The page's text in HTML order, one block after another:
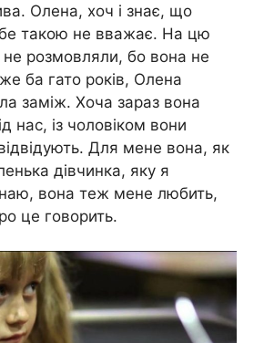
Олена, хоч і знає, що
такою не вважає. На цю
розмовляли, бо вона не
ба гато років, Олена
заміж. Хоча зараз вона
нас, із чоловіком вони
Для мене вона, як
дівчинка, яку я
вона теж мене любить,
це говорить.